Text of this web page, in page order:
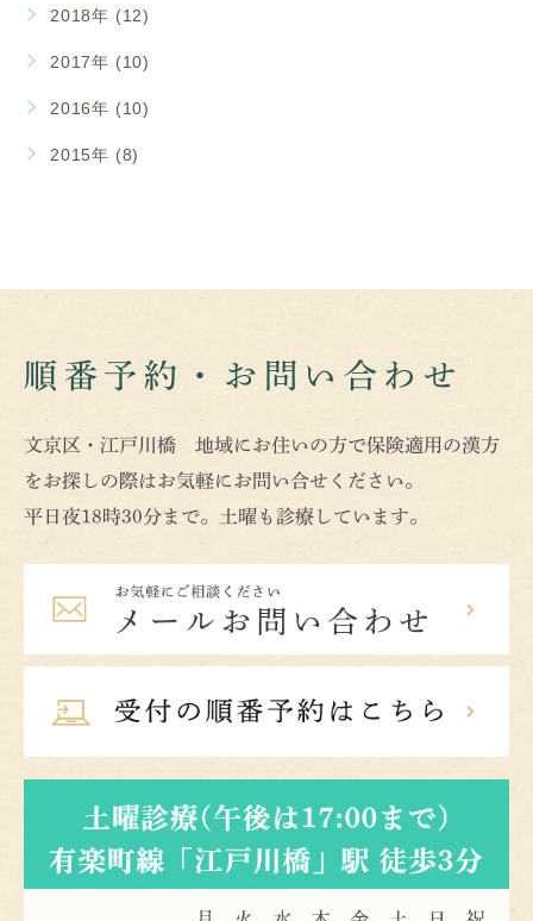
2018年 (12)
2017年 (10)
2016年 (10)
2015年 (8)
順番予約・お問い合わせ
文京区・江戸川橋 地域にお住いの方で保険適用の漢方
をお探しの際はお気軽にお問い合せください。
平日夜18時30分まで。土曜も診療しています。